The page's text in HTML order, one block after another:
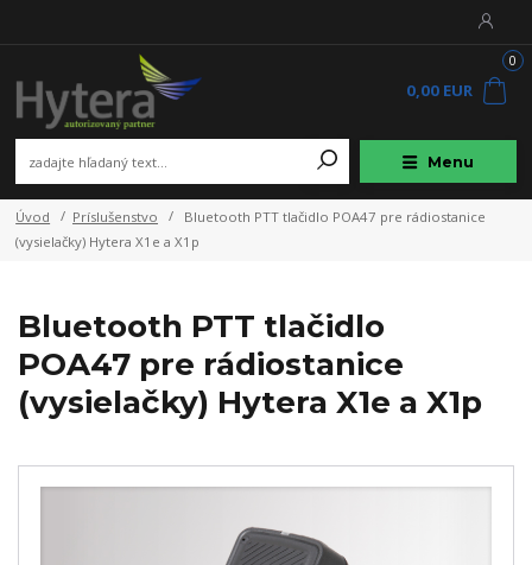
Menu
0
0,00 EUR
Úvod Príslušenstvo
Bluetooth PTT tlačidlo POA47 pre rádiostanice
(vysielačky) Hytera X1e a X1p
Bluetooth PTT tlačidlo
POA47 pre rádiostanice
(vysielačky) Hytera X1e a X1p